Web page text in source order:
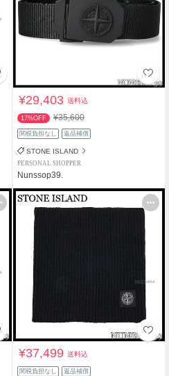
¥29,403送料込
17%OFF ¥35,600
関税負担なし 返品補償
STONE ISLAND
PERSONAL SHOPPER
Nunssop39.
¥37,499送料込
関税負担なし 返品補償